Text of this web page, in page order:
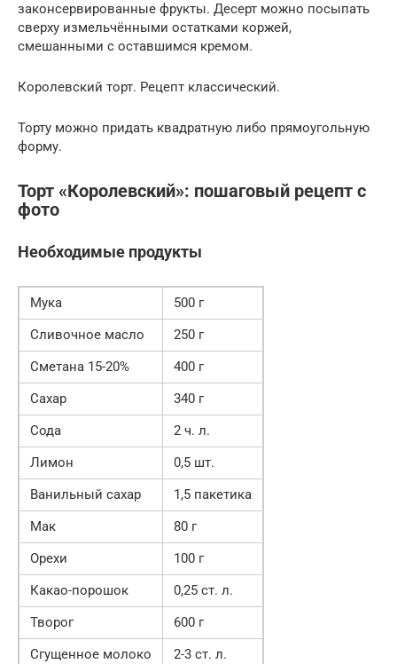
законсервированные фрукты. Десерт можно посыпать
сверху измельчёнными остатками коржей,
смешанными с оставшимся кремом.
Королевский торт. Рецепт классический.
Торту можно придать квадратную либо прямоугольную
форму.
Торт «Королевский»: пошаговый рецепт с
фото
Необходимые продукты
Мука
500 г
Сливочное масло
250 г
Сметана 15-20%
400 г
Сахар
340 г
Сода
2 ч. л.
Лимон
0,5 шт.
Ванильный сахар
1,5 пакетика
Мак
80 г
Орехи
100 г
Какао-порошок
0,25 ст. л.
Творог
600 г
Сгущенное молоко
2-3 ст. л.